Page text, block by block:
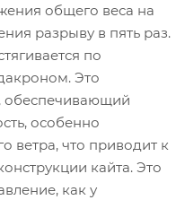
общего веса на
разрыву в пять раз.
по
Это
обеспечивающий
особенно
ветра, что приводит к
кайта. Это
как у